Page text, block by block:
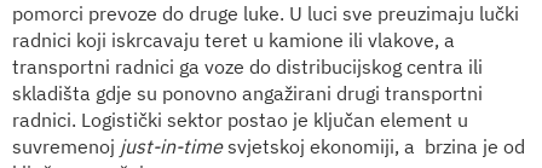
pomorci prevoze do druge luke. U luci sve preuzimaju lučki
radnici koji iskrcavaju teret u kamione ili vlakove, a
transportni radnici ga voze do distribucijskog centra ili
skladišta gdje su ponovno angažirani drugi transportni
radnici. Logistički sektor postao je ključan element u
suvremenoj just-in-timesvjetskoj ekonomiji, a brzina je od